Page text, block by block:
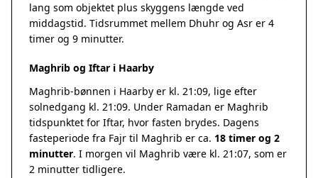
lang som objektet plus skyggens længde ved
middagstid. Tidsrummet mellem Dhuhr og Asr er 4
timer og 9 minutter.
Maghrib og Iftar i Haarby
Maghrib-bønnen i Haarby er kl. 21:09, lige efter
solnedgang kl. 21:09. Under Ramadan er Maghrib
tidspunktet for Iftar, hvor fasten brydes. Dagens
fasteperiode fra Fajr til Maghrib er ca. 18 timer og 2
minutter. I morgen vil Maghrib være kl. 21:07, som er
2 minutter tidligere.